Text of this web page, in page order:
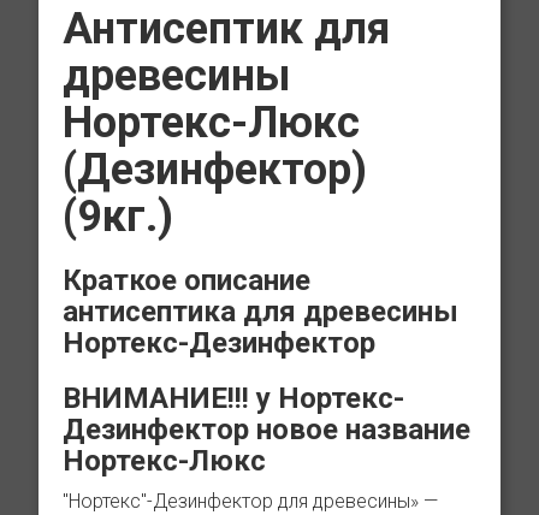
Антисептик для
древесины
Нортекс-Люкс
(Дезинфектор)
(9кг.)
Краткое описание
антисептика для древесины
Нортекс-Дезинфектор
ВНИМАНИЕ!!! у Нортекс-
Дезинфектор новое название
Нортекс-Люкс
"Нортекс"-Дезинфектор для древесины» —